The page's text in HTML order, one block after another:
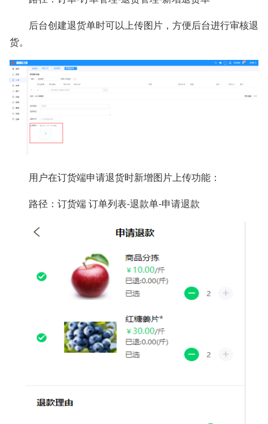
后台创建退货单时可以上传图片，方便后台进行审核退
货。
用户在订货端申请退货时新增图片上传功能：
路径：订货端 订单列表-退款单-申请退款